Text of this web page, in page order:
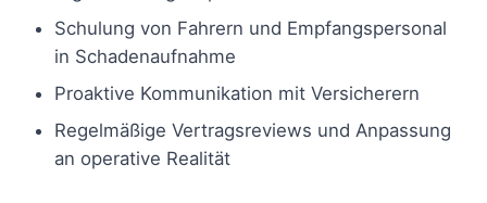
Schulung von Fahrern und Empfangspersonal
in Schadenaufnahme
Proaktive Kommunikation mit Versicherern
Regelmäßige Vertragsreviews und Anpassung
an operative Realität